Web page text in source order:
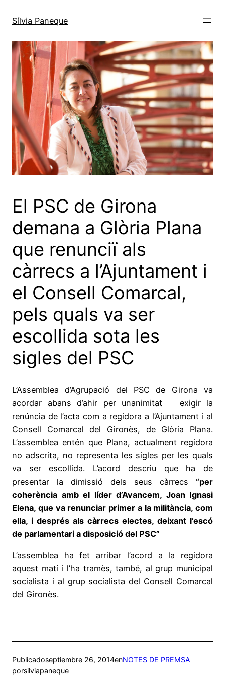
Sílvia Paneque
El PSC de Girona
demana a Glòria Plana
que renunciï als
càrrecs a l’Ajuntament i
el Consell Comarcal,
pels quals va ser
escollida sota les
sigles del PSC
L’Assemblea d’Agrupació del PSC de Girona va
acordar abans d’ahir per unanimitat exigir la
renúncia de l’acta com a regidora a l’Ajuntament i al
Consell Comarcal del Gironès, de Glòria Plana.
L’assemblea entén que Plana, actualment regidora
no adscrita, no representa les sigles per les quals
va ser escollida. L’acord descriu que ha de
presentar la dimissió dels seus càrrecs “per
coherència amb el líder d’Avancem, Joan Ignasi
Elena, que va renunciar primer a la militància, com
ella, i després als càrrecs electes, deixant l’escó
de parlamentari a disposició del PSC”
L’assemblea ha fet arribar l’acord a la regidora
aquest matí i l’ha tramès, també, al grup municipal
socialista i al grup socialista del Consell Comarcal
del Gironès.
Publicadoseptiembre 26, 2014enNOTES DE PREMSA
porsilviapaneque